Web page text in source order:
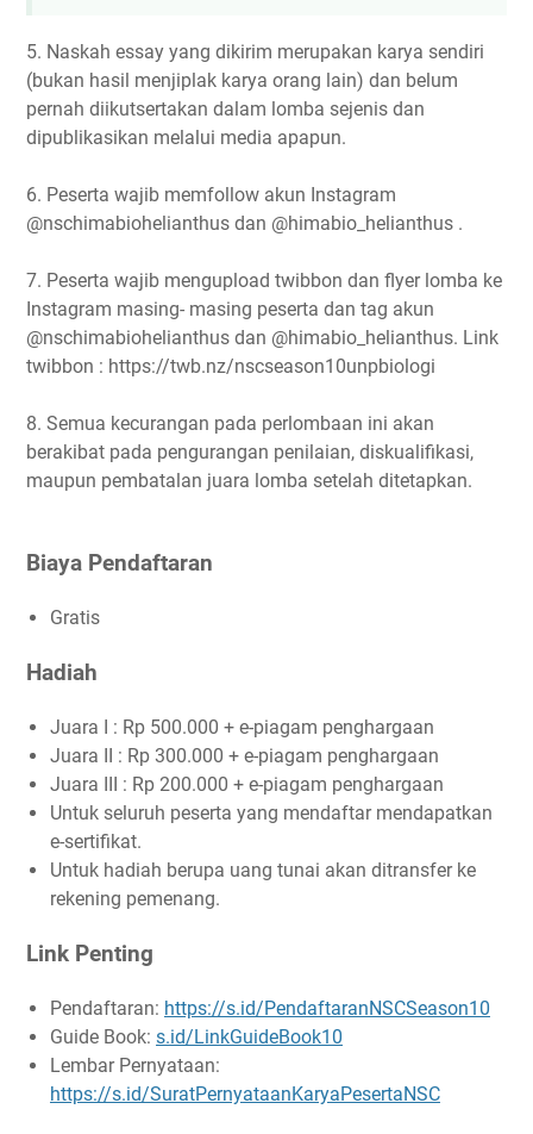
5. Naskah essay yang dikirim merupakan karya sendiri
(bukan hasil menjiplak karya orang lain) dan belum
pernah diikutsertakan dalam lomba sejenis dan
dipublikasikan melalui media apapun.
6. Peserta wajib memfollow akun Instagram
@nschimabiohelianthus dan @himabio_helianthus .
7. Peserta wajib mengupload twibbon dan flyer lomba ke
Instagram masing- masing peserta dan tag akun
@nschimabiohelianthus dan @himabio_helianthus. Link
twibbon : https://twb.nz/nscseason10unpbiologi
8. Semua kecurangan pada perlombaan ini akan
berakibat pada pengurangan penilaian, diskualifikasi,
maupun pembatalan juara lomba setelah ditetapkan.
Biaya Pendaftaran
Gratis
Hadiah
Juara I : Rp 500.000 + e-piagam penghargaan
Juara II : Rp 300.000 + e-piagam penghargaan
Juara III : Rp 200.000 + e-piagam penghargaan
Untuk seluruh peserta yang mendaftar mendapatkan
e-sertifikat.
Untuk hadiah berupa uang tunai akan ditransfer ke
rekening pemenang.
Link Penting
Pendaftaran: https://s.id/PendaftaranNSCSeason10
Guide Book: s.id/LinkGuideBook10
Lembar Pernyataan:
https://s.id/SuratPernyataanKaryaPesertaNSC